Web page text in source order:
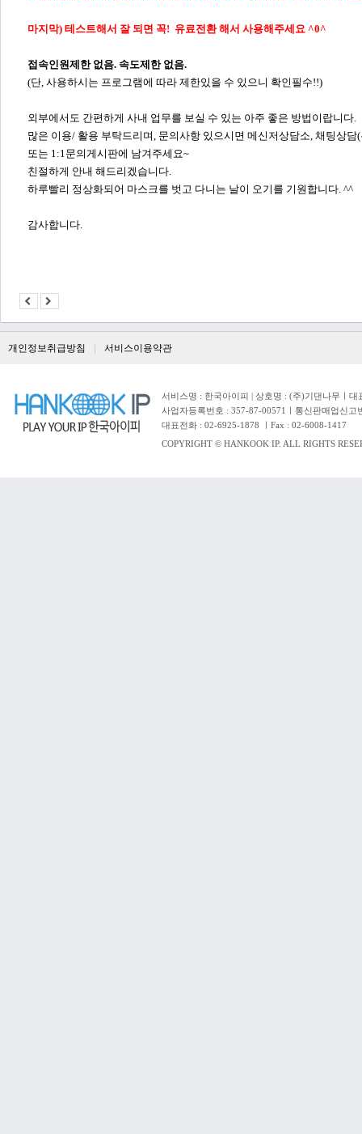
마지막) 테스트해서 잘 되면 꼭! 유료전환 해서 사용해주세요 ^0^
접속인원제한 없음. 속도제한 없음.
(단, 사용하시는 프로그램에 따라 제한있을 수 있으니 확인필수!!)
외부에서도 간편하게 사내 업무를 보실 수 있는 아주 좋은 방법이랍니다.
많은 이용/ 활용 부탁드리며, 문의사항 있으시면 메신저상담소, 채팅상담
또는 1:1문의게시판에 남겨주세요~
친절하게 안내 해드리겠습니다.
​하루빨리 정상화되어 마스크를 벗고 다니는 날이 오기를 기원합니다. ^^
감사합니다.
개인정보취급방침 서비스이용약관
서비스명 : 한국아이피 | 상호명 : (주)기댄나무ㅣ
사업자등록번호 : 357-87-00571ㅣ통신판매업신고
대표전화 : 02-6925-1878 ㅣFax : 02-6008-1417
COPYRIGHT © HANKOOK IP. ALL RIGHTS